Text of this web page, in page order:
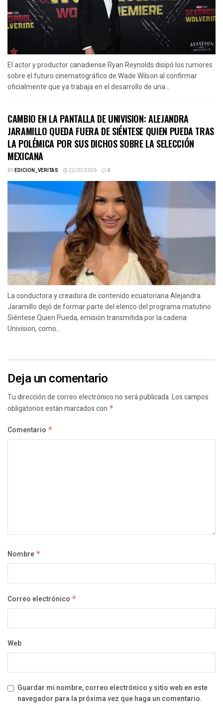
El actor y productor canadiense Ryan Reynolds disipó los rumores
sobre el futuro cinematográfico de Wade Wilson al confirmar
oficialmente que ya trabaja en el desarrollo de una...
CAMBIO EN LA PANTALLA DE UNIVISION: ALEJANDRA
JARAMILLO QUEDA FUERA DE SIÉNTESE QUIEN PUEDA TRAS
LA POLÉMICA POR SUS DICHOS SOBRE LA SELECCIÓN
MEXICANA
BYEDICION_VERITAS 22/07/2026 0
La conductora y creadora de contenido ecuatoriana Alejandra
Jaramillo dejó de formar parte del elenco del programa matutino
Siéntese Quien Pueda, emisión transmitida por la cadena
Univision, como...
Deja un comentario
Tu dirección de correo electrónico no será publicada.Los campos
obligatorios están marcados con *
Comentario *
Nombre *
Correo electrónico *
Web
Guardar mi nombre, correo electrónico y sitio web en este
navegador para la próxima vez que haga un comentario.